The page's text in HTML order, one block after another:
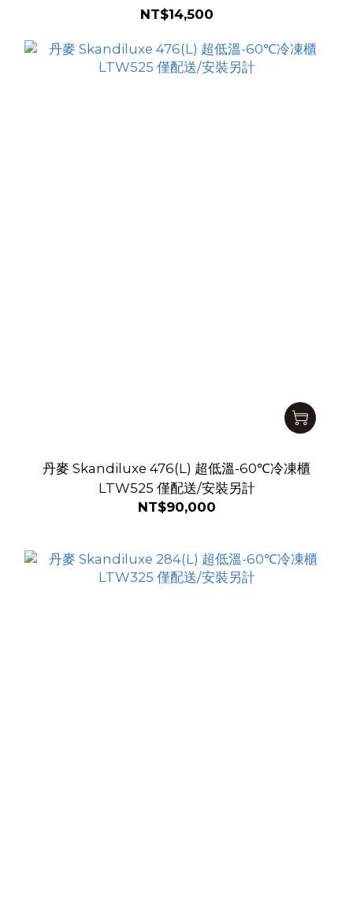
NT$14,500
丹麥 Skandiluxe 476(L) 超低溫-60℃冷凍櫃
LTW525 僅配送/安裝另計
NT$90,000